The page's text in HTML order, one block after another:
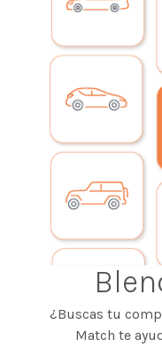
¿Buscas tu
Match te